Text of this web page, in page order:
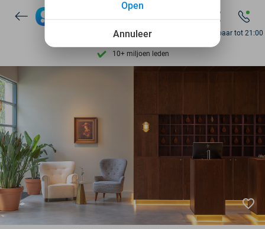
9,4 op basis van206.142 reviews
10+ miljoen leden
Bereikbaar tot 21:00
favorite_border
Annuleer
Open